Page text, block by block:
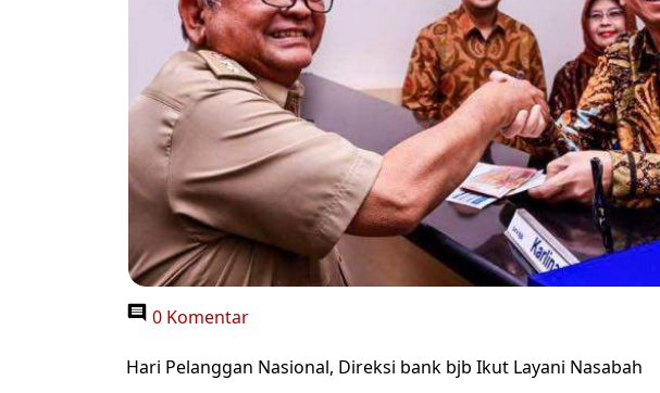
0 Komentar
Hari Pelanggan Nasional, Direksi bank bjb Ikut Layani Nasabah